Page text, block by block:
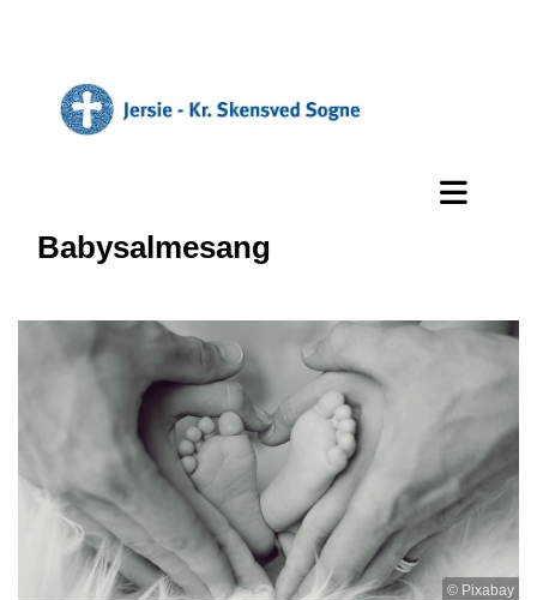
Babysalmesang
© Pixabay